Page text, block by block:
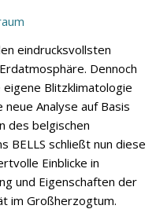
eindrucksvollsten
Dennoch
Blitzklimatologie
neue Analyse auf Basis
des belgischen
BELLS schließt nun diese
Einblicke in
und Eigenschaften der
im Großherzogtum.